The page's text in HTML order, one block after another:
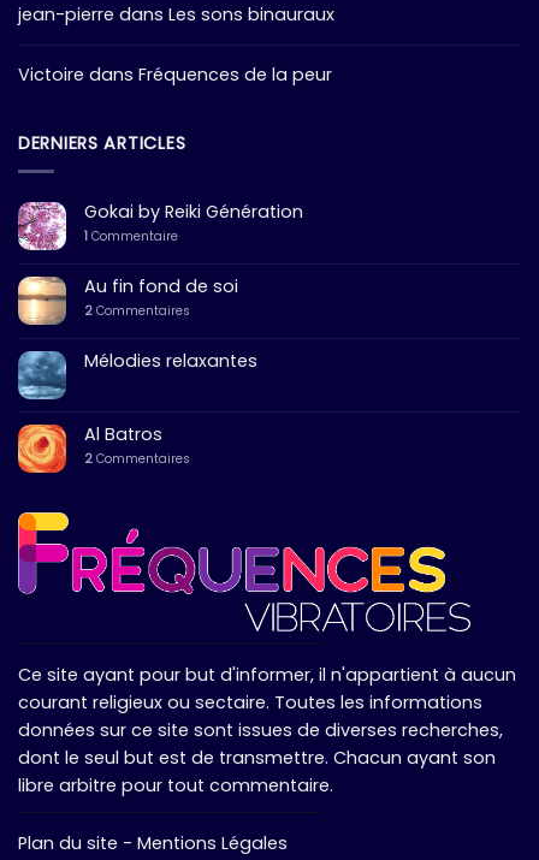
jean-pierre dans Les sons binauraux
Victoire dans Fréquences de la peur
DERNIERS ARTICLES
Gokai by Reiki Génération
1 Commentaire
Au fin fond de soi
2 Commentaires
Mélodies relaxantes
Al Batros
2 Commentaires
Ce site ayant pour but d'informer, il n'appartient à aucun
courant religieux ou sectaire. Toutes les informations
données sur ce site sont issues de diverses recherches,
dont le seul but est de transmettre. Chacun ayant son
libre arbitre pour tout commentaire.
Plan du site - Mentions Légales